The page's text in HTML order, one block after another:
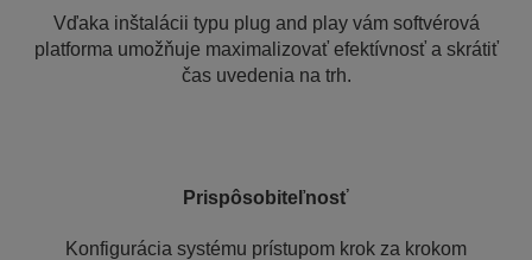
Vďaka inštalácii typu plug and play vám softvérová
platforma umožňuje maximalizovať efektívnosť a skrátiť
čas uvedenia na trh.
Prispôsobiteľnosť
Konfigurácia systému prístupom krok za krokom